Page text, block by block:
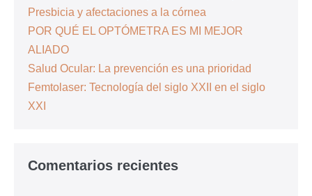
Presbicia y afectaciones a la córnea
POR QUÉ EL OPTÓMETRA ES MI MEJOR
ALIADO
Salud Ocular: La prevención es una prioridad
Femtolaser: Tecnología del siglo XXII en el siglo
XXI
Comentarios recientes